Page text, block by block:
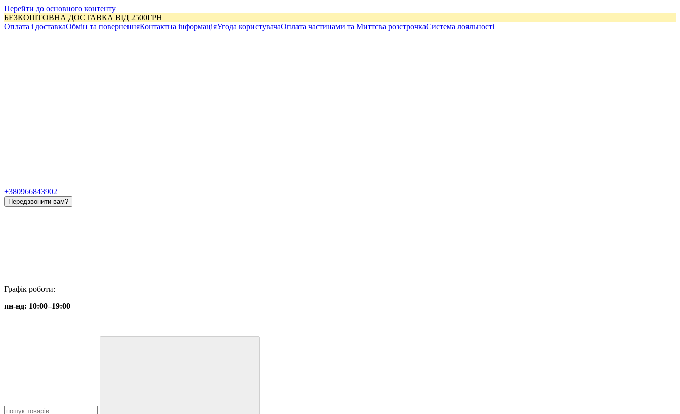
Перейти до основного контенту
БЕЗКОШТОВНА ДОСТАВКА ВІД 2500ГРН
Оплата і доставкаОбмін та поверненняКонтактна інформаціяУгода користувачаОплата частинами та Миттєва розстрочкаСистема лояльності
+380966843902
Передзвонити вам?
Графік роботи:
пн-нд: 10:00–19:00